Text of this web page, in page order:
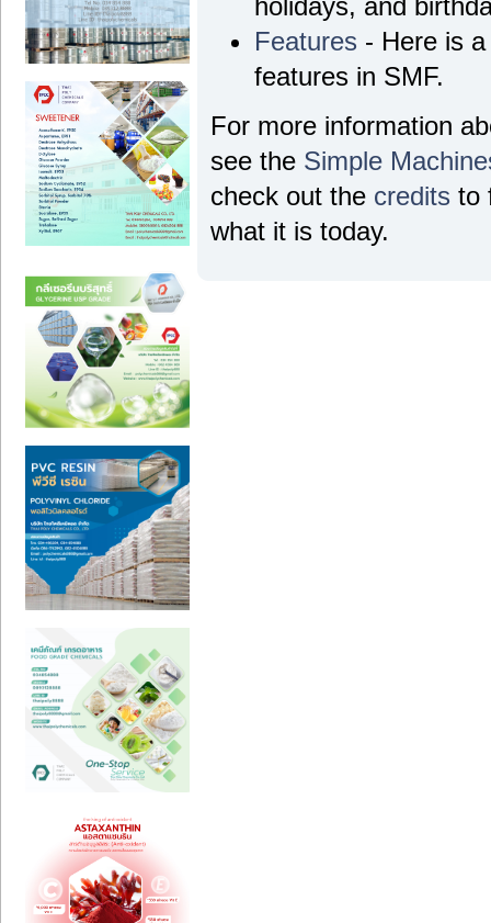
holidays, and
Features - Here is
features in SMF.
For more information
see the Simple
check out the credits to
what it is today.